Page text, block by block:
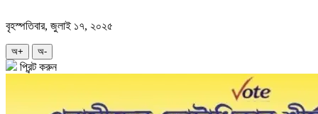
বৃহস্পতিবার, জুলাই ১৭, ২০২৫
অ+ অ-
প্রিন্ট করুন